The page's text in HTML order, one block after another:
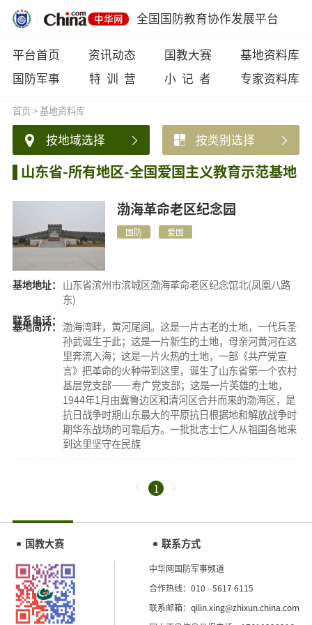
全国国防教育协作发展平台
平台首页 资讯动态 国教大赛
基地资料库
国防军事
特 训 营 小 记 者 专家资料库
首页>基地资料库
按地域选择 按类别选择
山东省-所有地区-全国爱国主义教育示范基地
渤海革命老区纪念园
国防 爱国
基地地址： 山东省滨州市滨城区渤海革命老区纪念馆北(凤凰八路
东)
联系电话：
基地简介： 渤海湾畔，黄河尾闾。这是一片古老的土地，一代兵圣
孙武诞生于此；这是一片新生的土地，母亲河黄河在这
里奔流入海；这是一片火热的土地，一部《共产党宣
言》把革命的火种带到这里，诞生了山东省第一个农村
基层党支部——寿广党支部；这是一片英雄的土地，
1944年1月由冀鲁边区和清河区合并而来的渤海区，是
抗日战争时期山东最大的平原抗日根据地和解放战争时
期华东战场的可靠后方。一批批志士仁人从祖国各地来
到这里坚守在民族
1
国教大赛 联系方式
中华网国防军事频道
合作热线：010 - 5617 6115
联系邮箱：qilin.xing@zhixun.china.com